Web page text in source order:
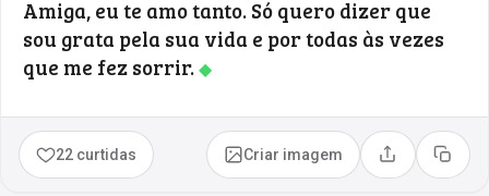
Amiga, eu te amo tanto. Só quero dizer que
sou grata pela sua vida e por todas às vezes
que me fez sorrir.◆
22 curtidas Criar imagem Compartilhar
Copiar